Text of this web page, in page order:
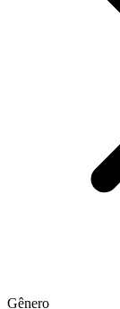
Gênero